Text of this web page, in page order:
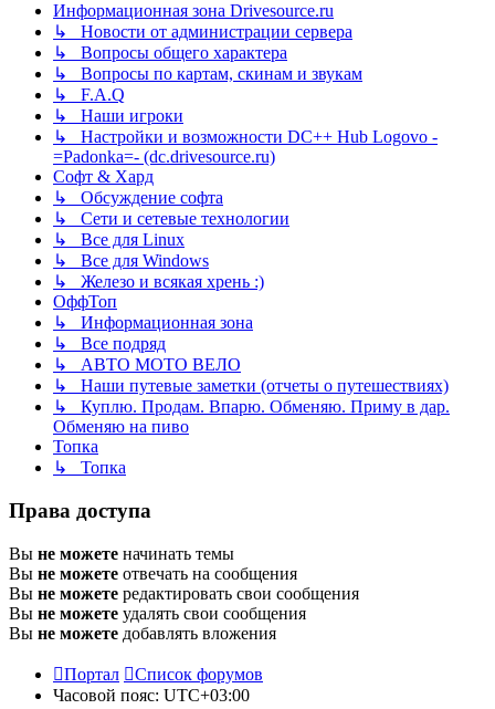
Информационная зона Drivesource.ru
↳ Новости от администрации сервера
↳ Вопросы общего характера
↳ Вопросы по картам, скинам и звукам
↳ F.A.Q
↳ Наши игроки
↳ Настройки и возможности DC++ Hub Logovo -
=Padonka=- (dc.drivesource.ru)
Софт & Хард
↳ Обсуждение софта
↳ Сети и сетевые технологии
↳ Все для Linux
↳ Все для Windows
↳ Железо и всякая хрень :)
ОффТоп
↳ Информационная зона
↳ Все подряд
↳ АВТО МОТО ВЕЛО
↳ Наши путевые заметки (отчеты о путешествиях)
↳ Куплю. Продам. Впарю. Обменяю. Приму в дар.
Обменяю на пиво
Топка
↳ Топка
Права доступа
Вы не можете начинать темы
Вы не можете отвечать на сообщения
Вы не можете редактировать свои сообщения
Вы не можете удалять свои сообщения
Вы не можете добавлять вложения
Портал
Список форумов
Часовой пояс: UTC+03:00